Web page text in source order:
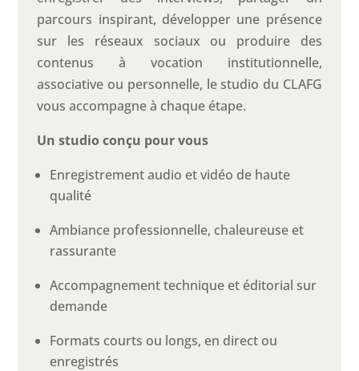
parcours inspirant, développer une présence
sur les réseaux sociaux ou produire des
contenus à vocation institutionnelle,
associative ou personnelle, le studio du CLAFG
vous accompagne à chaque étape.
Un studio conçu pour vous
Enregistrement audio et vidéo de haute
qualité
Ambiance professionnelle, chaleureuse et
rassurante
Accompagnement technique et éditorial sur
demande
Formats courts ou longs, en direct ou
enregistrés